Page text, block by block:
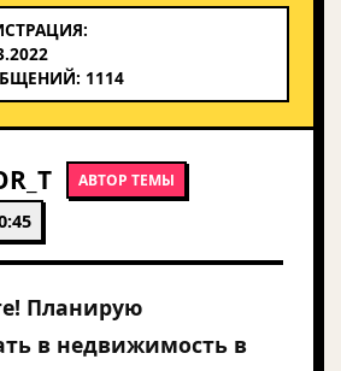
1114
АВТОР ТЕМЫ
Планирую
в недвижимость в